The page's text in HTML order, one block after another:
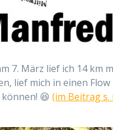
7. März lief ich 14 km
lief mich in einen
😆 (im Beitrag s.